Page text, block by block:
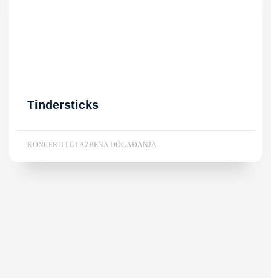
Tindersticks
KONCERTI I GLAZBENA DOGAĐANJA